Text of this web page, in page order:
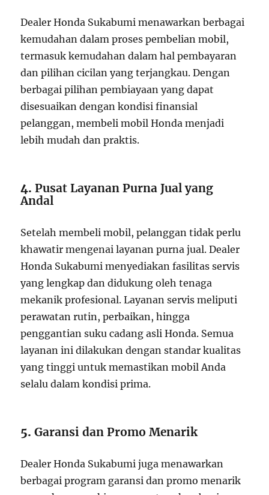
Dealer Honda Sukabumi menawarkan berbagai
kemudahan dalam proses pembelian mobil,
termasuk kemudahan dalam hal pembayaran
dan pilihan cicilan yang terjangkau. Dengan
berbagai pilihan pembiayaan yang dapat
disesuaikan dengan kondisi finansial
pelanggan, membeli mobil Honda menjadi
lebih mudah dan praktis.
4.Pusat Layanan Purna Jual yang
Andal
Setelah membeli mobil, pelanggan tidak perlu
khawatir mengenai layanan purna jual. Dealer
Honda Sukabumi menyediakan fasilitas servis
yang lengkap dan didukung oleh tenaga
mekanik profesional. Layanan servis meliputi
perawatan rutin, perbaikan, hingga
penggantian suku cadang asli Honda. Semua
layanan ini dilakukan dengan standar kualitas
yang tinggi untuk memastikan mobil Anda
selalu dalam kondisi prima.
5.Garansi dan Promo Menarik
Dealer Honda Sukabumi juga menawarkan
berbagai program garansi dan promo menarik